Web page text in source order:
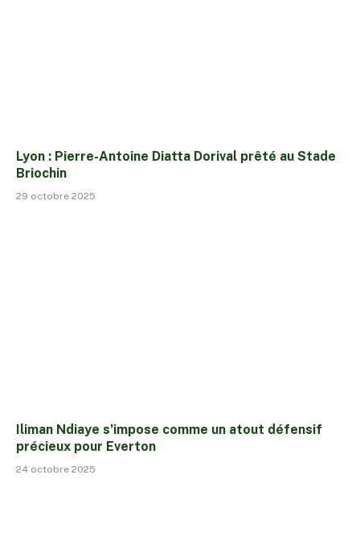
Lyon : Pierre-Antoine Diatta Dorival prêté au Stade
Briochin
29 octobre 2025
Iliman Ndiaye s’impose comme un atout défensif
précieux pour Everton
24 octobre 2025